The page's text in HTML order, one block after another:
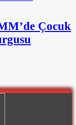
Çocuk